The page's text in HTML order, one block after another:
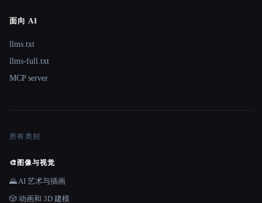
面向 AI
llms.txt
llms-full.txt
MCP server
所有类别
🎨 图像与视觉
🌄 AI 艺术与插画
🎲 动画和 3D 建模